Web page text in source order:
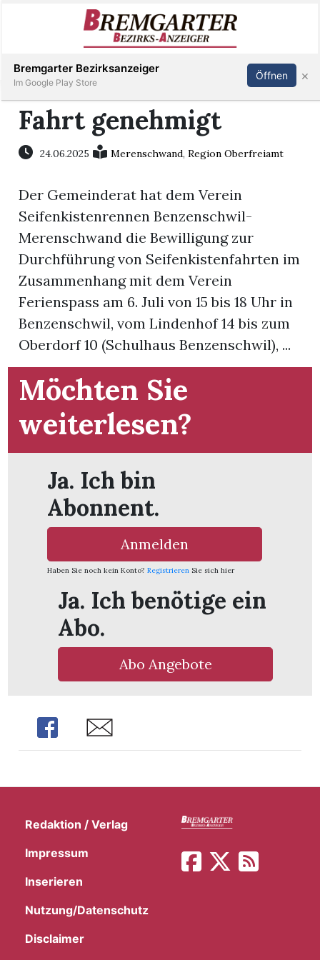
Immobilien
Stellen
E-
Paper
Newsletter
Inserieren Abonnieren Anmelden
Fahrt genehmigt
24.06.2025 Merenschwand,Region Oberfreiamt
Der Gemeinderat hat dem Verein
Seifenkistenrennen Benzenschwil-
Merenschwand die Bewilligung zur
Durchführung von Seifenkistenfahrten im
Zusammenhang mit dem Verein
Ferienspass am 6. Juli von 15 bis 18 Uhr in
Benzenschwil, vom Lindenhof 14 bis zum
Oberdorf 10 (Schulhaus Benzenschwil), ...
Möchten Sie
weiterlesen?
Ja. Ich bin
Abonnent.
Anmelden
Haben Sie noch kein Konto? Registrieren Sie sich hier
Ja. Ich benötige ein
Abo.
Abo Angebote
Share Share
Redaktion / Verlag
Impressum
Inserieren
Nutzung/Datenschutz
Disclaimer
Bremgarter Bezirksanzeiger
Im Google Play Store
Öffnen ×